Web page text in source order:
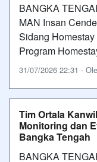
BANGKA
MAN Insan
Sidang
Program
31/07/2026 22:31 -
Tim Ortala
Monitoring dan
Bangka Tengah
BANGKA